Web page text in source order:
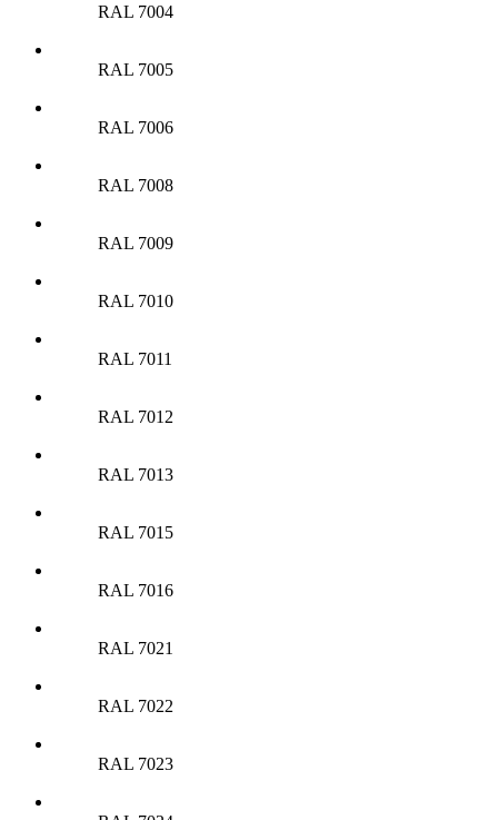
RAL 7004
RAL 7005
RAL 7006
RAL 7008
RAL 7009
RAL 7010
RAL 7011
RAL 7012
RAL 7013
RAL 7015
RAL 7016
RAL 7021
RAL 7022
RAL 7023